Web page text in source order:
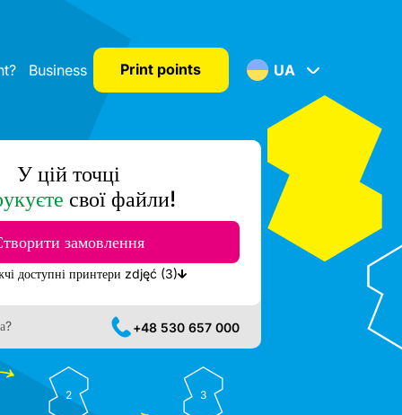
Business Print points UA
У цій точці
свої файли!
замовлення
Показати найближчі доступні принтери zdjęć (3)
+48 530 657 000
2 3